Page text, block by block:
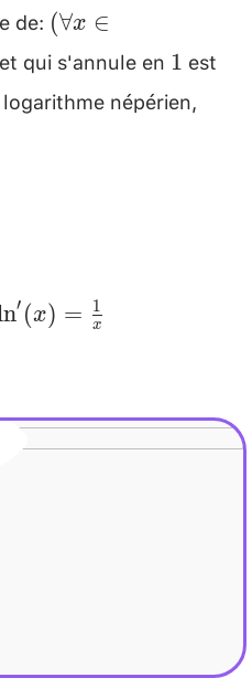
de: (\forall x
\in ]0;
~~x
(∀x ∈
et qui s'annule en 1
1 est
népérien,
n′ (x) = x
1